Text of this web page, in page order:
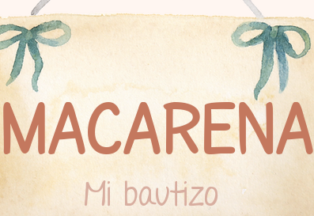
Mi bautizo
Macarena